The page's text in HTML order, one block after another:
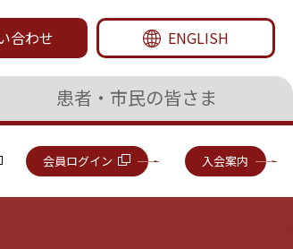
合わせ ENGLISH
患者・市民の皆さま
会員ログイン 入会案内